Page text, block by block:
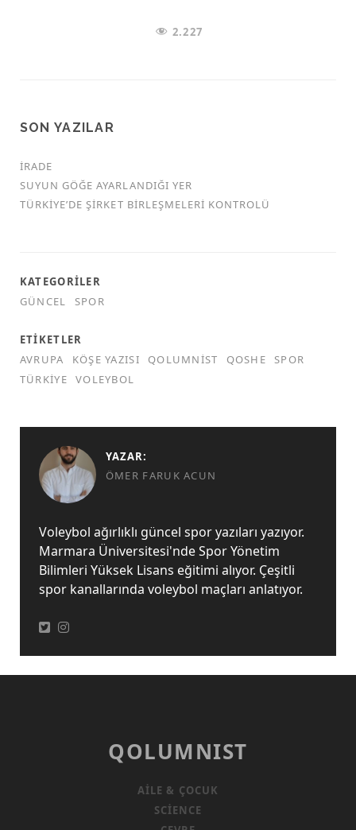
2.227
SON YAZILAR
İRADE
SUYUN GÖĞE AYARLANDIĞI YER
TÜRKİYE’DE ŞİRKET BİRLEŞMELERİ KONTROLÜ
KATEGORILER
GÜNCEL
SPOR
ETIKETLER
AVRUPA
KÖŞE YAZISI QOLUMNIST QOSHE
SPOR
TÜRKIYE
VOLEYBOL
YAZAR:
ÖMER FARUK ACUN
Voleybol ağırlıklı güncel spor yazıları yazıyor.
Marmara Üniversitesi'nde Spor Yönetim
Bilimleri Yüksek Lisans eğitimi alıyor. Çeşitli
spor kanallarında voleybol maçları anlatıyor.
QOLUMNIST
AILE & ÇOCUK
SCIENCE